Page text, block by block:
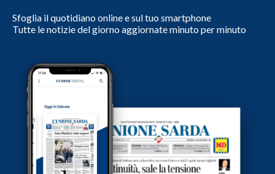
Sfoglia il quotidiano online e sul tuo smartphone
Tutte le notizie del giorno aggiornate minuto per minuto